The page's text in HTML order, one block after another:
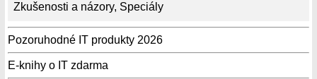
Zkušenosti a názory, Speciály
Pozoruhodné IT produkty 2026
E-knihy o IT zdarma